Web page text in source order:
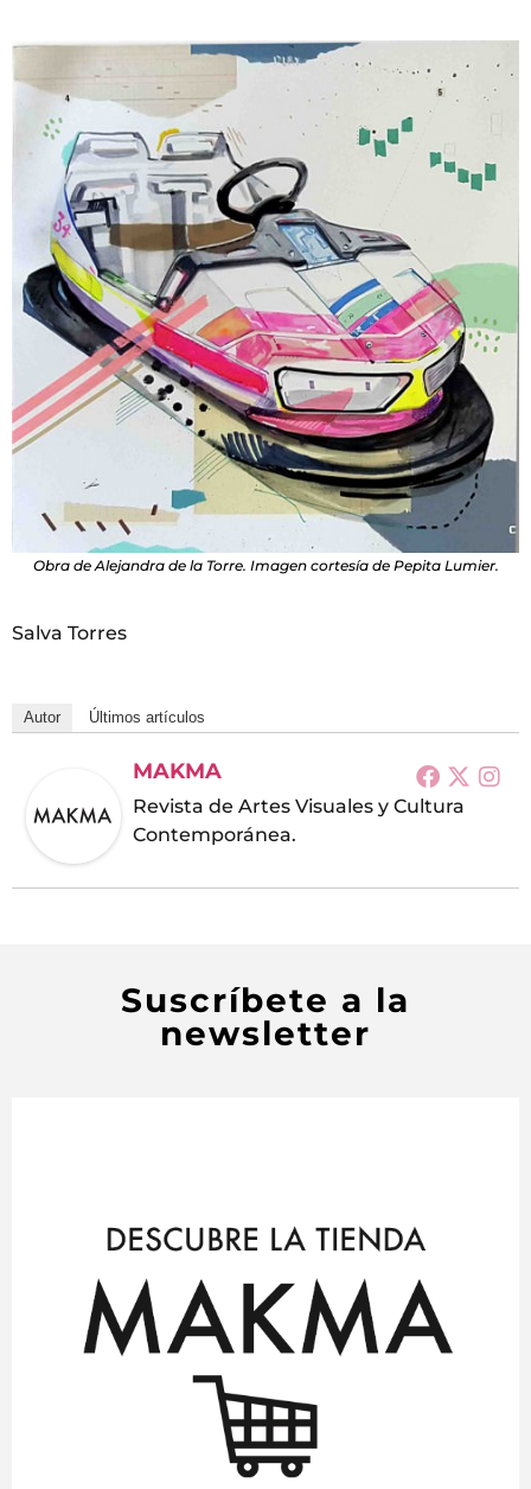
Obra de Alejandra de la Torre. Imagen cortesía de Pepita Lumier.
Salva Torres
Autor Últimos artículos
MAKMA
Revista de Artes Visuales y Cultura
Contemporánea.
Suscríbete a la
newsletter